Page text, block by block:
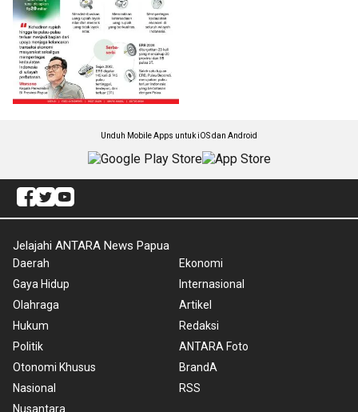
Unduh Mobile Apps untuk iOS dan Android
Jelajahi ANTARA News Papua
Daerah
Gaya Hidup
Olahraga
Hukum
Politik
Otonomi Khusus
Nasional
Nusantara
Ekonomi
Internasional
Artikel
Redaksi
ANTARA Foto
BrandA
RSS